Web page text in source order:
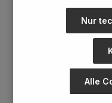
Um weiterzugehen,
Nur
Alle